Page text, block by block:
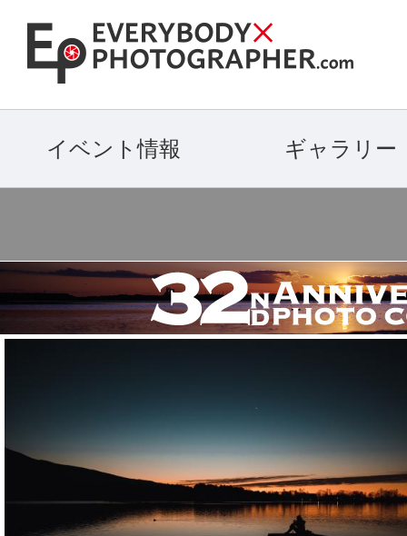
イベント情報 ギャラリー